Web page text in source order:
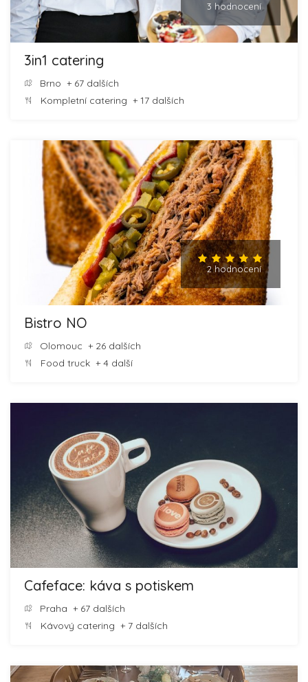
3 hodnocení
3in1 catering
Brno + 67 dalších
Kompletní catering + 17 dalších
2 hodnocení
Bistro NO
Olomouc + 26 dalších
Food truck + 4 další
Cafeface: káva s potiskem
Praha + 67 dalších
Kávový catering + 7 dalších